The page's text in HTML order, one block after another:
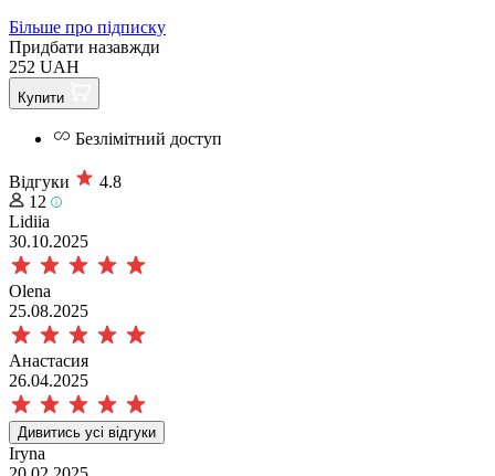
Більше про підписку
Придбати назавжди
252 UAH
Купити
Безлімітний доступ
Відгуки
4.8
12
Lidiia
30.10.2025
Olena
25.08.2025
Анастасия
26.04.2025
Дивитись усі відгуки
Iryna